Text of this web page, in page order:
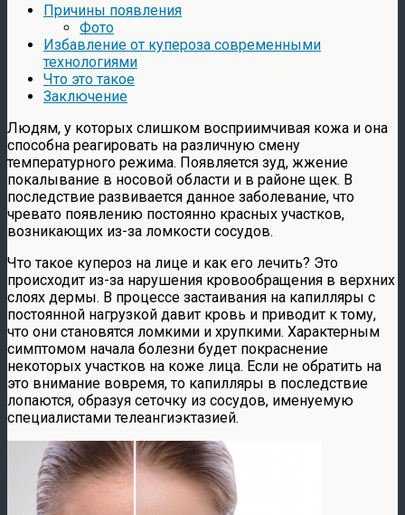
Причины появления
Фото
Избавление от купероза современными
технологиями
Что это такое
Заключение
Людям, у которых слишком восприимчивая кожа и она
способна реагировать на различную смену
температурного режима. Появляется зуд, жжение
покалывание в носовой области и в районе щек. В
последствие развивается данное заболевание, что
чревато появлению постоянно красных участков,
возникающих из-за ломкости сосудов.
Что такое купероз на лице и как его лечить? Это
происходит из-за нарушения кровообращения в верхних
слоях дермы. В процессе застаивания на капилляры с
постоянной нагрузкой давит кровь и приводит к тому,
что они становятся ломкими и хрупкими. Характерным
симптомом начала болезни будет покраснение
некоторых участков на коже лица. Если не обратить на
это внимание вовремя, то капилляры в последствие
лопаются, образуя сеточку из сосудов, именуемую
специалистами телеангиэктазией.